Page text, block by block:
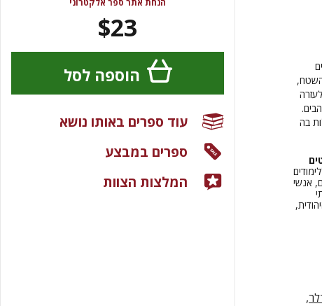
השטח,
בה
אנשי
הנחת אתר ספר אלקטרוני
$23
הוספה לסל
עוד ספרים באותו נושא
ספרים במבצע
המלצות הצוות